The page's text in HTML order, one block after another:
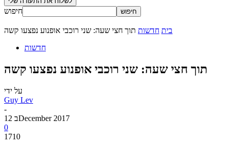
חיפוש
בית חדשות תוך חצי שעה: שני רוכבי אופנוע נפצעו קשה
חדשות
תוך חצי שעה: שני רוכבי אופנוע נפצעו קשה
על ידי
Guy Lev
-
12 בDecember 2017
0
1710